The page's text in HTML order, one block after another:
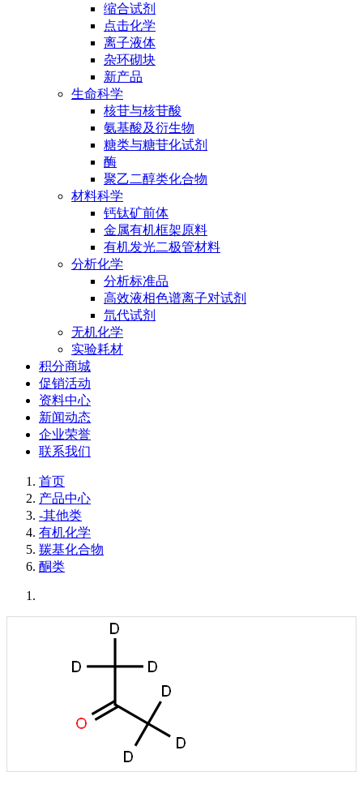
缩合试剂
点击化学
离子液体
杂环砌块
新产品
生命科学
核苷与核苷酸
氨基酸及衍生物
糖类与糖苷化试剂
酶
聚乙二醇类化合物
材料科学
钙钛矿前体
金属有机框架原料
有机发光二极管材料
分析化学
分析标准品
高效液相色谱离子对试剂
氘代试剂
无机化学
实验耗材
积分商城
促销活动
资料中心
新闻动态
企业荣誉
联系我们
首页
产品中心
-其他类
有机化学
羰基化合物
酮类